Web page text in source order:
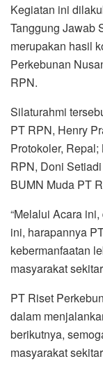
Kegiatan ini
Tanggung Jawab
merupakan hasil
Perkebunan
RPN.
Silaturahmi
PT RPN, Henry
Protokoler,
RPN, Doni
BUMN Muda PT
“Melalui Acara
ini, harapannya
kebermanfaatan
masyarakat
PT Riset
dalam
berikutnya,
masyarakat